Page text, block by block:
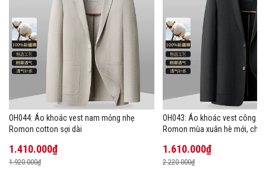
OH044: Áo khoác vest nam mỏng nhẹ
Romon cotton sợi dài
1.410.000₫
1.920.000₫
OH043: Áo khoác vest công
Romon mùa xuân hè mới,
1.610.000₫
2.220.000₫